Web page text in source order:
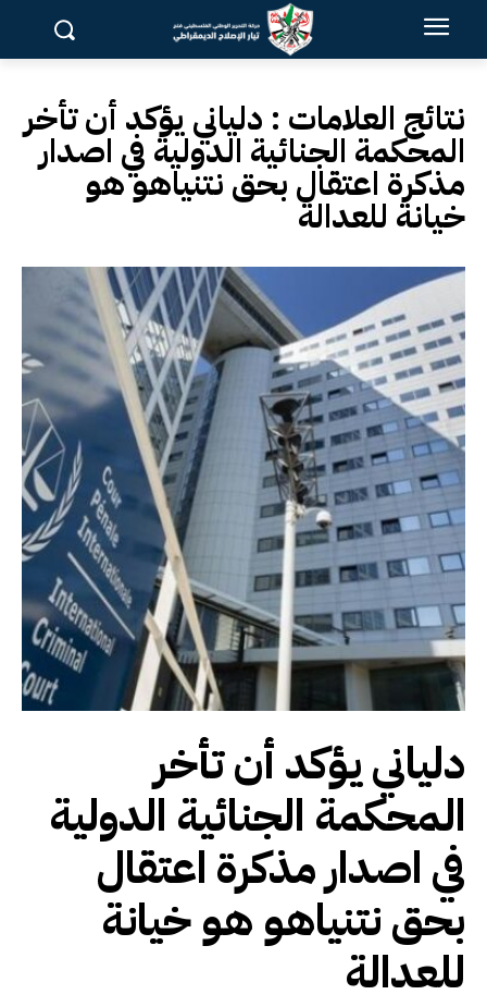
نتائج العلامات : دلياني يؤكد أن تأخر
المحكمة الجنائية الدولية في اصدار
مذكرة اعتقال بحق نتنياهو هو
خيانة للعدالة
دلياني يؤكد أن تأخر
المحكمة الجنائية الدولية
في اصدار مذكرة اعتقال
بحق نتنياهو هو خيانة
للعدالة